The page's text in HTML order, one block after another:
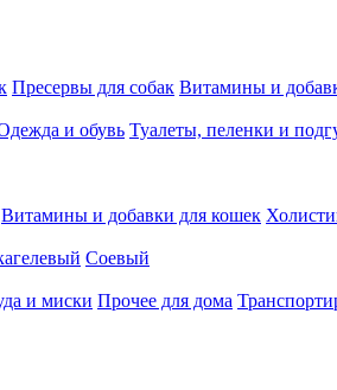
Пресервы для собак Витамины и
и обувь Туалеты, пеленки и
Витамины и добавки для кошек
Соевый
и миски Прочее для дома